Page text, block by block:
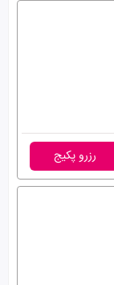
رزرو پکیج